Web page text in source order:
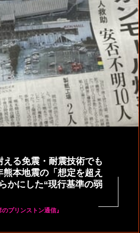
える免震・耐震技術でも
本地震の「想定を超え
かにした“現行基準の弱
プリンストン通信』